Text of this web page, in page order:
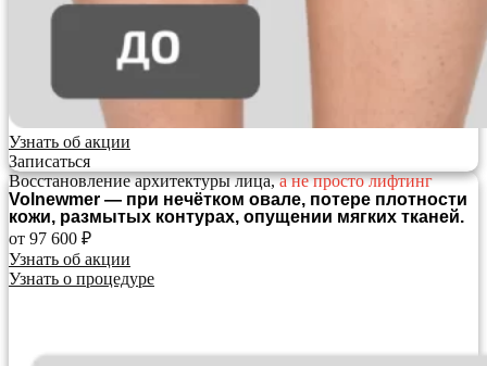
Узнать об акции
Записаться
Восстановление архитектуры лица,а не просто лифтинг
Volnewmer — при нечётком овале, потере плотности
кожи, размытых контурах, опущении мягких тканей.
от 97 600 ₽
Узнать об акции
Узнать о процедуре